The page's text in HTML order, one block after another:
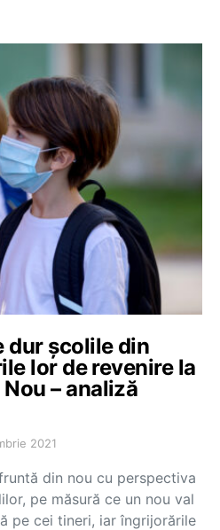
dur școlile din
lor de revenire la
– analiză
2021
din nou cu perspectiva
pe măsură ce un nou val
pe cei tineri, iar îngrijorările